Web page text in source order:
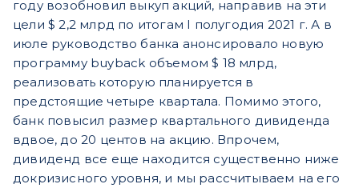
году возобновил выкуп акций, направив на эти
цели $ 2,2 млрд по итогам I полугодия 2021 г. А в
июле руководство банка анонсировало новую
программу buyback объемом $ 18 млрд,
реализовать которую планируется в
предстоящие четыре квартала. Помимо этого,
банк повысил размер квартального дивиденда
вдвое, до 20 центов на акцию. Впрочем,
дивиденд все еще находится существенно ниже
докризисного уровня, и мы рассчитываем на его